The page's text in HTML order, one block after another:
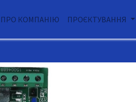
ПРО КОМПАНІЮ ПРОЄКТУВАННЯ